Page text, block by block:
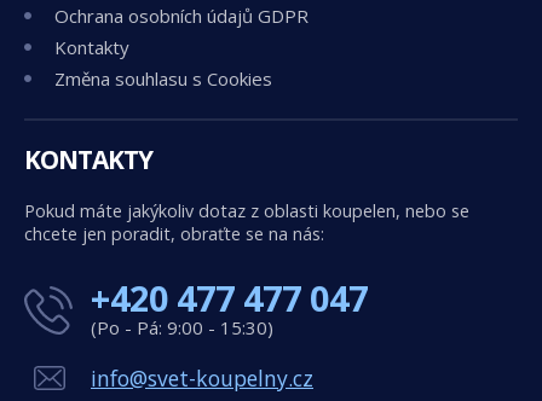
Ochrana osobních údajů GDPR
Kontakty
Změna souhlasu s Cookies
KONTAKTY
Pokud máte jakýkoliv dotaz z oblasti koupelen, nebo se
chcete jen poradit, obraťte se na nás:
+420 477 477 047
(Po - Pá: 9:00 - 15:30)
info@svet-koupelny.cz